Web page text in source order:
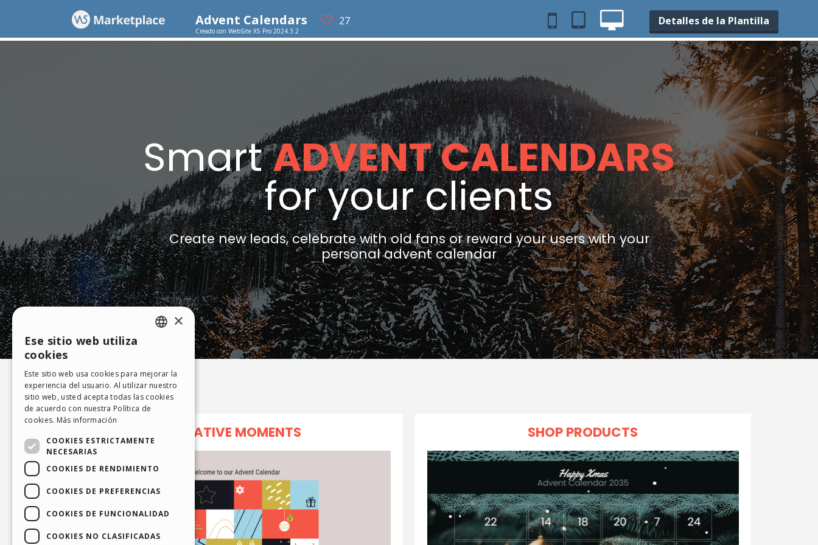
Advent Calendars 27
Creado con WebSite X5 Pro 2024.3.2
Detalles de la Plantilla
GERMAN
SPANISH
RUSSIAN
FRENCH
×
Ese sitio web utiliza
cookies
Este sitio web usa cookies para mejorar la
experiencia del usuario. Al utilizar nuestro
sitio web, usted acepta todas las cookies
de acuerdo con nuestra Política de
cookies. Más información
COOKIES ESTRICTAMENTE
NECESARIAS
COOKIES DE RENDIMIENTO
COOKIES DE PREFERENCIAS
COOKIES DE FUNCIONALIDAD
COOKIES NO CLASIFICADAS